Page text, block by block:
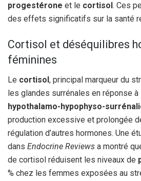
progestérone et le cortisol . Ces
des effets significatifs sur la santé
Cortisol et déséquilibres
féminines
Le cortisol, principal marqueur du
les glandes surrénales en réponse à
hypothalamo-hypophyso-
production excessive et prolongée
régulation d’autres hormones. Une
dans Endocrine Reviews a montré
de cortisol réduisent les niveaux de
% chez les femmes exposées au